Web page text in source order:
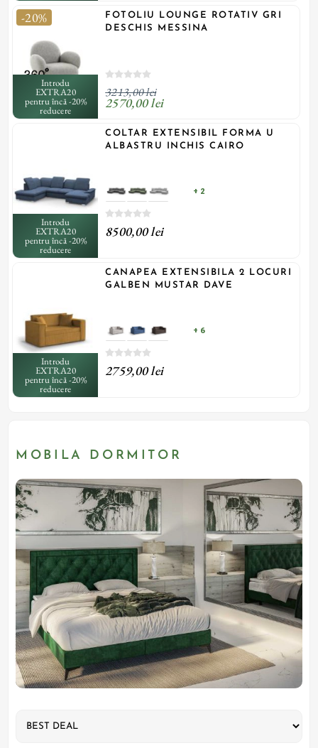
-20%
Introdu
EXTRA20
pentru încă -20%
reducere
FOTOLIU LOUNGE ROTATIV GRI
DESCHIS MESSINA
3213,00 lei
2570,00 lei
Introdu
EXTRA20
pentru încă -20%
reducere
COLTAR EXTENSIBIL FORMA U
ALBASTRU INCHIS CAIRO
+ 2
8500,00 lei
Introdu
EXTRA20
pentru încă -20%
reducere
CANAPEA EXTENSIBILA 2 LOCURI
GALBEN MUSTAR DAVE
+ 6
2759,00 lei
MOBILA DORMITOR